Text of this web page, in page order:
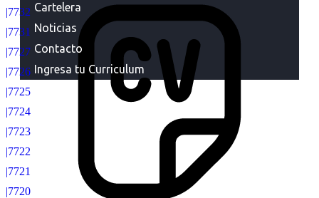
Cartelera
Noticias
Contacto
Ingresa tu Curriculum
|7732
|7731
|7727
|7726
|7725
|7724
|7723
|7722
|7721
|7720